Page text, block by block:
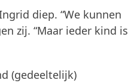
diep. “We kunnen
zij. “Maar ieder kind is
(gedeeltelijk)